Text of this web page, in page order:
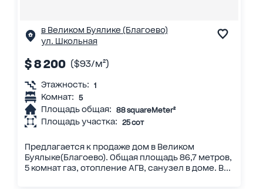
в Великом Буялике (Благоево)
ул. Школьная
$ 8 200 ($93/м²)
Этажность: 1
Комнат: 5
Площадь общая: 88 squareMeter²
Площадь участка: 25 сот
Предлагается к продаже дом в Великом
Буялыке(Благоево). Общая площадь 86,7 метров,
5 комнат газ, отопление АГВ, санузел в доме. В...